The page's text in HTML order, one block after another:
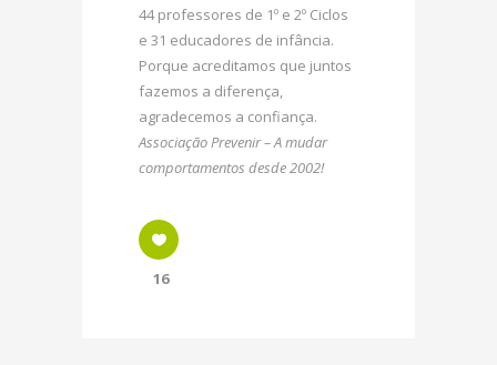
44 professores de 1º e 2º Ciclos
e 31 educadores de infância.
Porque acreditamos que juntos
fazemos a diferença,
agradecemos a confiança.
Associação Prevenir – A mudar
comportamentos desde 2002!
16